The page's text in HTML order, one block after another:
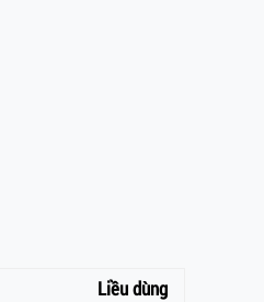
Liều dùng